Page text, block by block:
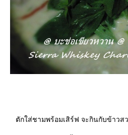
ตักใส่ชามพร้อมเสิร์ฟ จะกินกับข้าวส